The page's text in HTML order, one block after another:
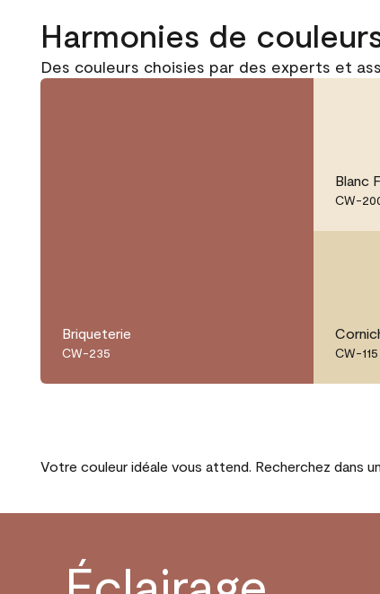
Harmonies de
Des couleurs choisies par des experts et
Briqueterie
CW-235
Blanc
CW-
CW-115
Votre couleur idéale vous attend. Recherchez dans